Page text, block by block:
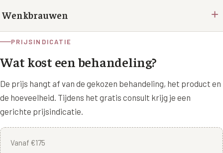
Wenkbrauwen +
PRIJSINDICATIE
Wat kost een behandeling?
De prijs hangt af van de gekozen behandeling, het product en
de hoeveelheid. Tijdens het gratis consult krijg je een
gerichte prijsindicatie.
Vanaf €175